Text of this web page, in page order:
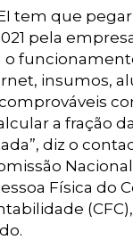
tem que
pela
o
insumos,
a fração
diz o
Física do